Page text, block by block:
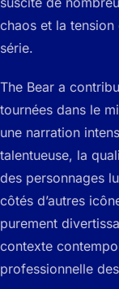
chaos et la tension
série.
The Bear a
tournées dans le
une narration
talentueuse, la
des personnages
côtés d’autres
purement
contexte
professionnelle